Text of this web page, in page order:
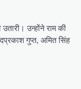
उन्होंने राम की
गुप्त, अमित सिंह